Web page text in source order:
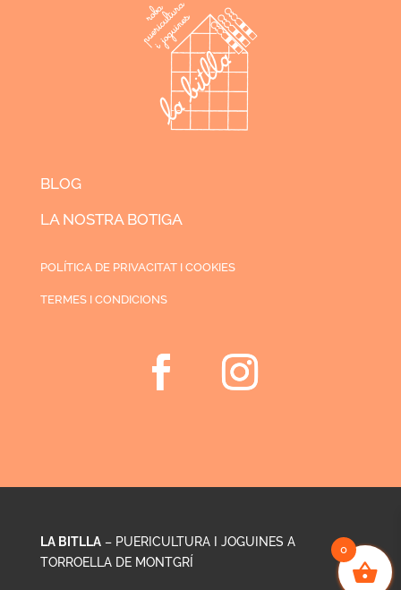
BLOG
LA NOSTRA BOTIGA
POLÍTICA DE PRIVACITAT I COOKIES
TERMES I CONDICIONS
LA BITLLA– PUERICULTURA I JOGUINES A
TORROELLA DE MONTGRÍ
0